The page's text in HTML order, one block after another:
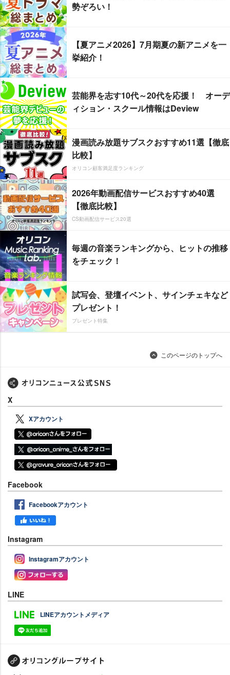
勢ぞろい！
【夏アニメ2026】7月期夏の新アニメを一
挙紹介！
芸能界を志す10代～20代を応援！ オーデ
ィション・スクール情報はDeview
漫画読み放題サブスクおすすめ11選【徹底
比較】
オリコン顧客満足度ランキング
2026年動画配信サービスおすすめ40選
【徹底比較】
CS動画配信サービス20選
毎週の音楽ランキングから、ヒットの推移
をチェック！
試写会、登壇イベント、サインチェキなど
プレゼント！
プレゼント特集
このページのトップへ
X
Xアカウント
Facebook
Facebookアカウント
Instagram
Instagramアカウント
LINE
LINEアカウントメディア